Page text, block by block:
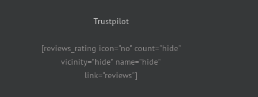
Trustpilot
[reviews_rating icon="no" count="hide"
vicinity="hide" name="hide"
link="reviews"]